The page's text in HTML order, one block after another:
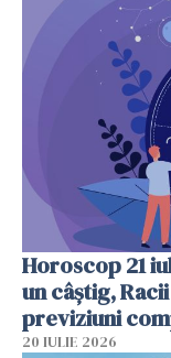
Horoscop 21
un câștig,
previziuni
20 IULIE 2026